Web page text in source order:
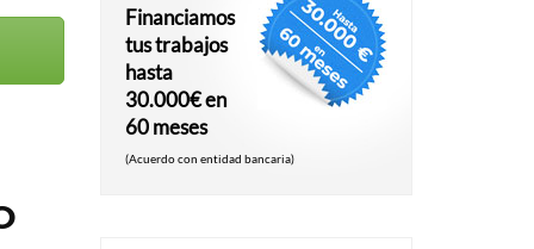
Financiamos
tus trabajos
hasta
30.000€ en
60 meses
(Acuerdo con entidad bancaria)